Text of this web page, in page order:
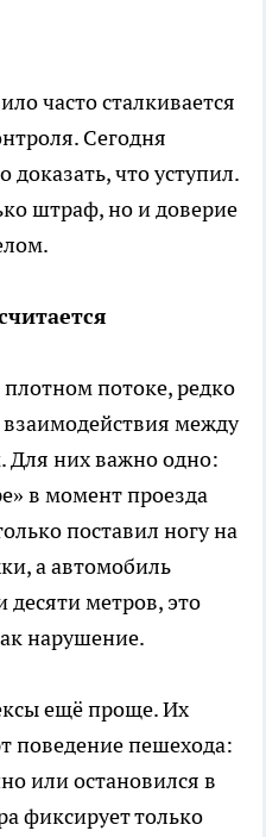
часто сталкивается
Сегодня
доказать, что уступил.
штраф, но и доверие
потоке, редко
между
Для них важно одно:
в момент проезда
поставил ногу на
а автомобиль
десяти метров, это
нарушение.
ещё проще. Их
поведение пешехода:
или остановился в
фиксирует только